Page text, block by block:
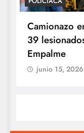
Camionazo
39
Empalme
junio 15, 2026